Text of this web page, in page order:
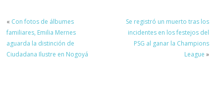
« Con fotos de álbumes
familiares, Emilia Mernes
aguarda la distinción de
Ciudadana Ilustre en Nogoyá
Se registró un muerto tras los
incidentes en los festejos del
PSG al ganar la Champions
League »